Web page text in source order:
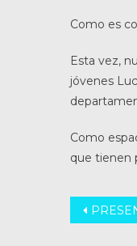
Como es
Esta vez,
jóvenes
Como
que tienen
PRESENTES EN LOS